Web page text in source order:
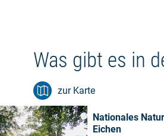
Was gibt es in
zur Karte
Nationales
Eichen